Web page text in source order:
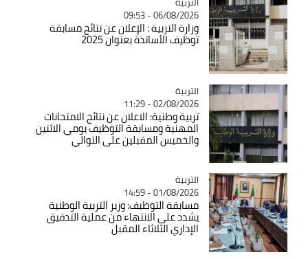
06/08/2026 - 09:53
وزارة التربية : الإعلان عن نتائج مسابقة
توظيف الأساتذة بعنوان 2025
Catégorie
التربية
02/08/2026 - 11:29
تربية وطنية: الاعلان عن نتائج الامتحانات
المهنية ومسابقة التوظيف يومي الاثنين
والخميس المقبلين على التوالي
Catégorie
التربية
01/08/2026 - 14:59
مسابقة التوظيف: وزير التربية الوطنية
يشدد على الانتهاء من عملية التدقيق
الإداري الثلاثاء المقبل